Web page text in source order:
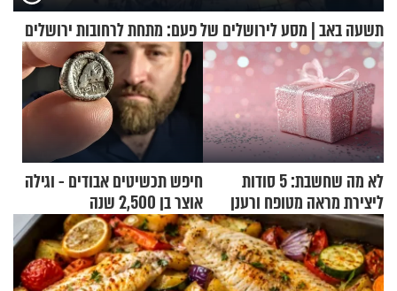
תשעה באב | מסע לירושלים של פעם: מתחת לרחובות ירושלים
לא מה שחשבת: 5 סודות
ליצירת מראה מטופח ורענן
חיפש תכשיטים אבודים - וגילה
אוצר בן 2,500 שנה